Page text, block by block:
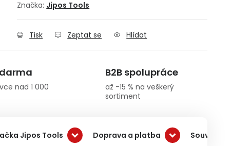
Značka: Jipos Tools
Tisk Zeptat se Hlídat
nad 1 000
B2B spolupráce
až -15 % na veškerý
sortiment
Jipos Tools Doprava a platba Související